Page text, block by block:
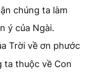
chúng ta làm
ý của Ngài.
Trời về ơn phước
ta thuộc về Con